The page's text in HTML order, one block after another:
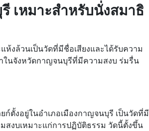
เหมาะสำหรับนั่งสมาธิ
งล้วนเป็นวัดที่มีชื่อเสียงและได้รับความ
ในจังหวัดกาญจนบุรีที่มีความสงบ ร่มรื่น
ก์ตั้งอยู่ในอำเภอเมืองกาญจนบุรี เป็นวัดที่มี
งบเหมาะแก่การปฏิบัติธรรม วัดนี้ตั้งขึ้น